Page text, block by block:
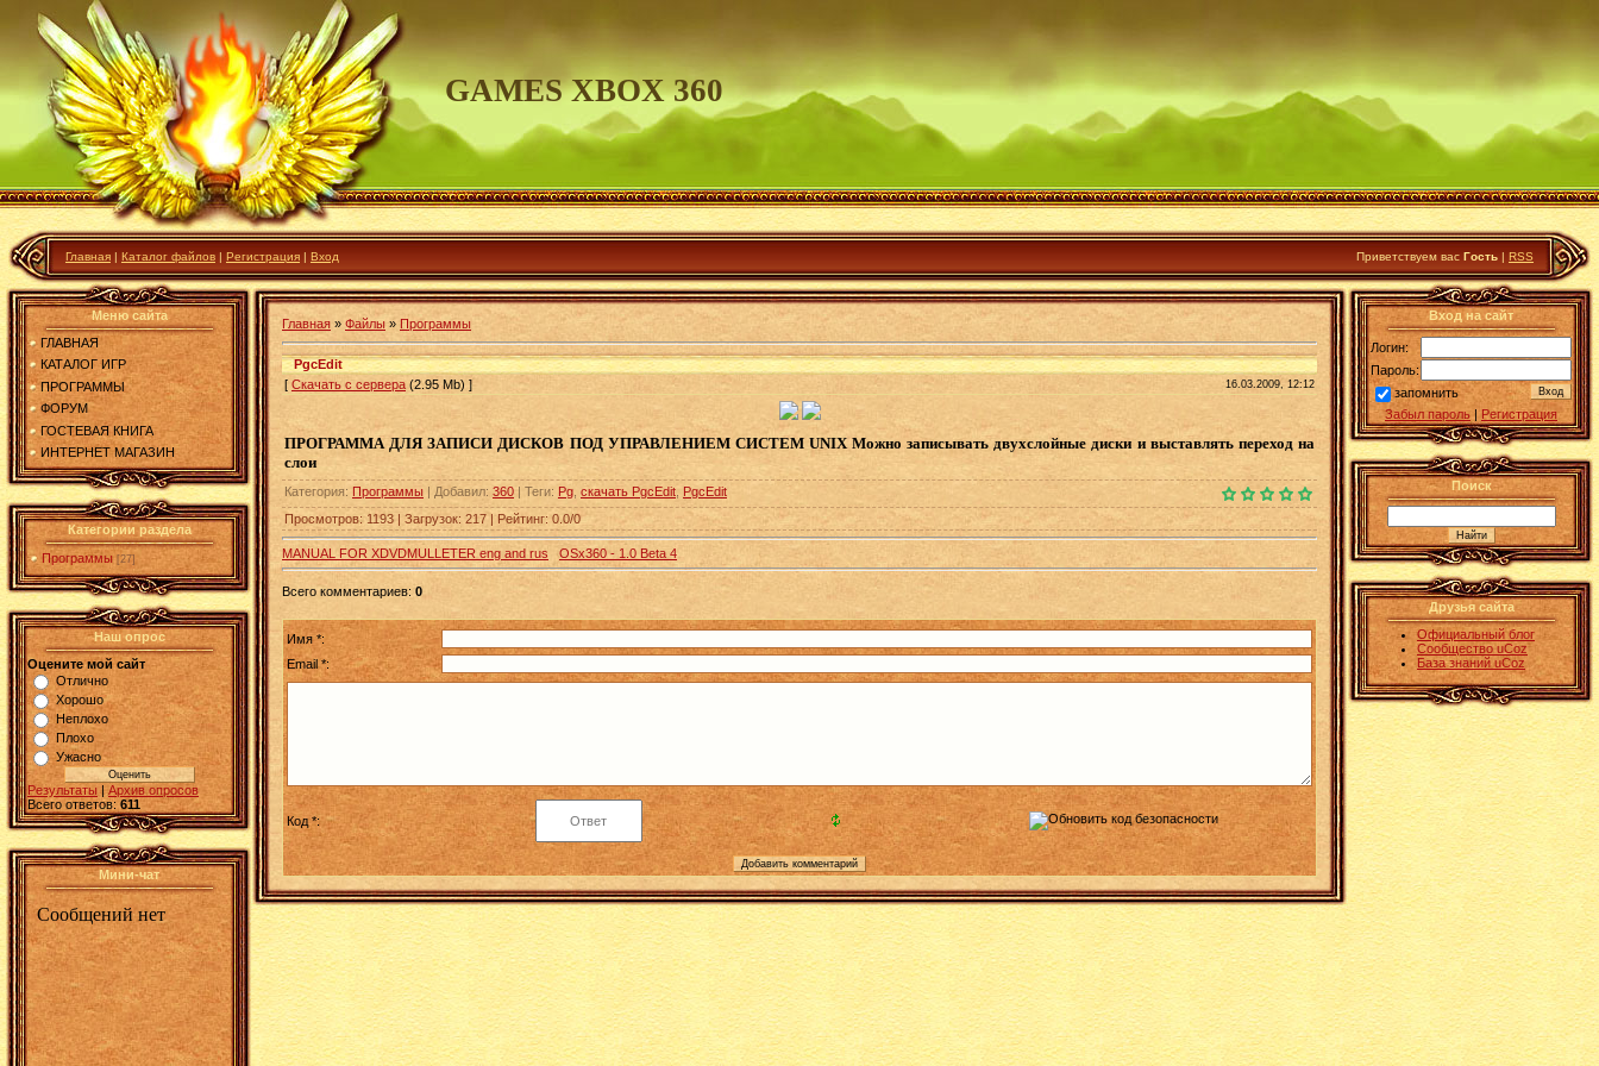
GAMES XBOX 360
Главная | Каталог файлов | Регистрация | Вход Приветствуем вас Гость | RSS
Меню сайта
ГЛАВНАЯ
КАТАЛОГ ИГР
ПРОГРАММЫ
ФОРУМ
ГОСТЕВАЯ КНИГА
ИНТЕРНЕТ МАГАЗИН
Категории раздела
Программы [27]
Наш опрос
Оцените мой сайт
Отлично
Хорошо
Неплохо
Плохо
Ужасно
Результаты | Архив опросов
Всего ответов: 611
Мини-чат
Главная » Файлы » Программы
PgcEdit
[ Скачать с сервера (2.95 Mb) ] 16.03.2009, 12:12
ПРОГРАММА ДЛЯ ЗАПИСИ ДИСКОВ ПОД УПРАВЛЕНИЕМ СИСТЕМ UNIX Можно записывать двухслойные диски и выставлять переход на
слои
Категория: Программы | Добавил: 360 | Теги: Pg скачать PgcEdit PgcEdit
Просмотров: 1193 | Загрузок: 217 | Рейтинг: 0.0/0
MANUAL FOR XDVDMULLETER eng and rus OSx360 - 1.0 Beta 4
Всего комментариев: 0
Имя *:
Email *:
Код *:
Вход на сайт
Логин:
Пароль:
запомнить
Забыл пароль | Регистрация
Поиск
Друзья сайта
Официальный блог
Сообщество uCoz
База знаний uCoz